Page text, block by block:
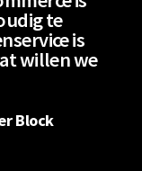
te
is
willen we
Block